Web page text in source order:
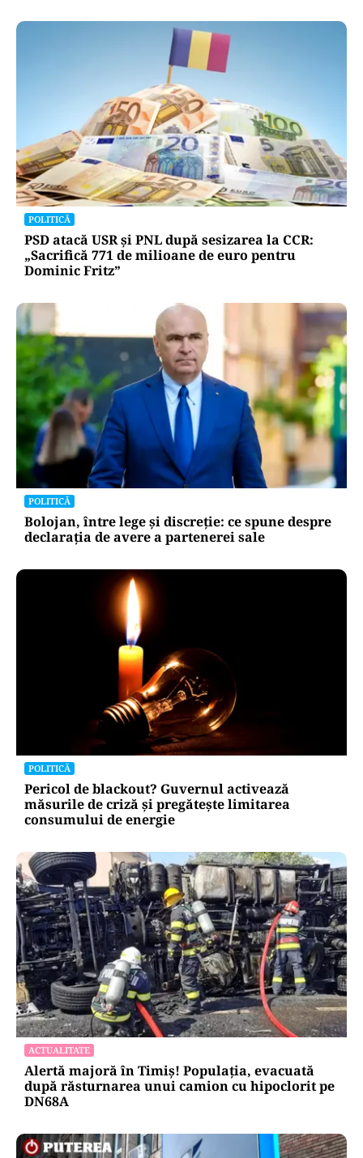
POLITICĂ
PSD atacă USR și PNL după sesizarea la CCR:
„Sacrifică 771 de milioane de euro pentru
Dominic Fritz”
POLITICĂ
Bolojan, între lege și discreție: ce spune despre
declarația de avere a partenerei sale
POLITICĂ
Pericol de blackout? Guvernul activează
măsurile de criză și pregătește limitarea
consumului de energie
ACTUALITATE
Alertă majoră în Timiș! Populația, evacuată
după răsturnarea unui camion cu hipoclorit pe
DN68A